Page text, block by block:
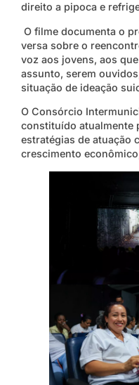
direito a pipoca e
O filme documenta o
versa sobre o
voz aos jovens, aos
assunto, serem
situação de ideação
O Consórcio
constituído atualmente
estratégias de atuação
crescimento